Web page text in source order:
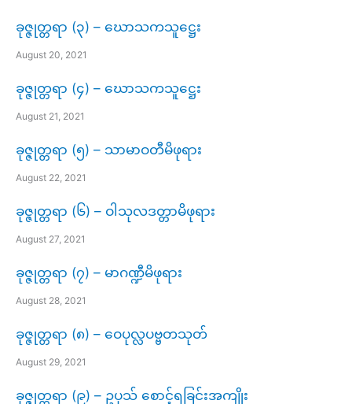
ခုဇ္ဇုတ္တရာ (၃) – ဃောသကသူဋ္ဌေး
August 20, 2021
ခုဇ္ဇုတ္တရာ (၄) – ဃောသကသူဋ္ဌေး
August 21, 2021
ခုဇ္ဇုတ္တရာ (၅) – သာမာဝတီမိဖုရား
August 22, 2021
ခုဇ္ဇုတ္တရာ (၆) – ဝါသုလဒတ္တာမိဖုရား
August 27, 2021
ခုဇ္ဇုတ္တရာ (၇) – မာဂဏ္ဍီမိဖုရား
August 28, 2021
ခုဇ္ဇုတ္တရာ (၈) – ဝေပုလ္လပဗ္ဗတသုတ်
August 29, 2021
ခုဇ္ဇုတ္တရာ (၉) – ဥပုသ် စောင့်ရခြင်းအကျိုး